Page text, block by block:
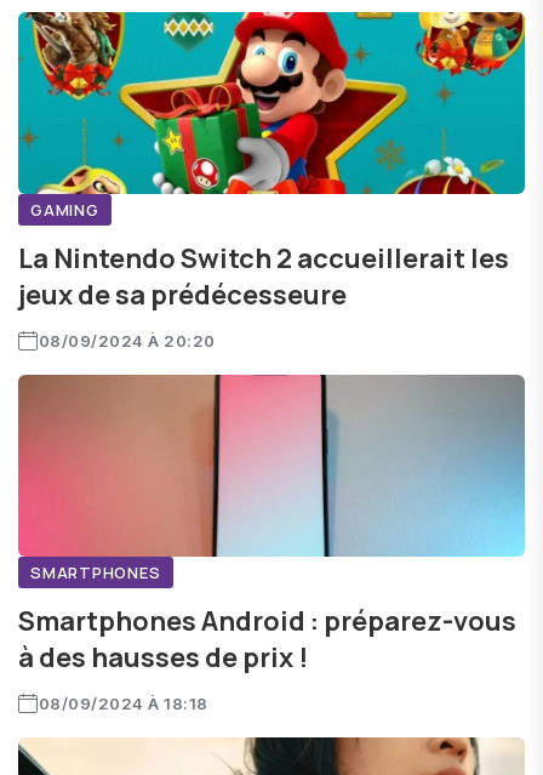
GAMING
La Nintendo Switch 2 accueillerait les
jeux de sa prédécesseure
08/09/2024 À 20:20
SMARTPHONES
Smartphones Android : préparez-vous
à des hausses de prix !
08/09/2024 À 18:18